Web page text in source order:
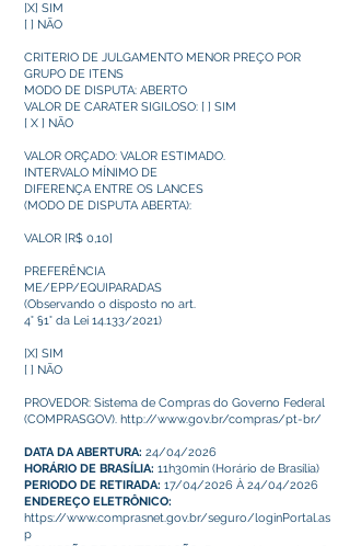
[X] SIM
[ ] NÃO
CRITERIO DE JULGAMENTO MENOR PREÇO POR
GRUPO DE ITENS
MODO DE DISPUTA: ABERTO
VALOR DE CARATER SIGILOSO: [ ] SIM
[ X ] NÃO
VALOR ORÇADO: VALOR ESTIMADO.
INTERVALO MÍNIMO DE
DIFERENÇA ENTRE OS LANCES
(MODO DE DISPUTA ABERTA):
VALOR [R$ 0,10]
PREFERÊNCIA
ME/EPP/EQUIPARADAS
(Observando o disposto no art.
4° §1° da Lei 14.133/2021)
[X] SIM
[ ] NÃO
PROVEDOR: Sistema de Compras do Governo Federal
(COMPRASGOV). http://www.gov.br/compras/pt-br/
DATA DA ABERTURA: 24/04/2026
HORÁRIO DE BRASÍLIA: 11h30min (Horário de Brasília)
PERIODO DE RETIRADA: 17/04/2026 À 24/04/2026
ENDEREÇO ELETRÔNICO:
https://www.comprasnet.gov.br/seguro/loginPortal.as
p